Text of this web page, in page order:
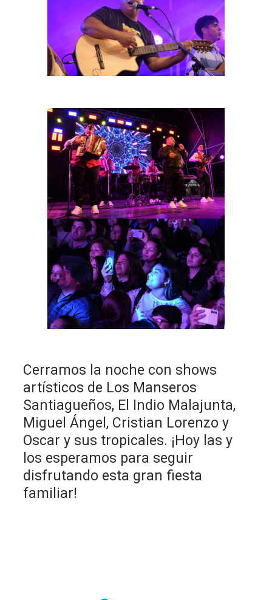
Cerramos la noche con shows
artísticos de Los Manseros
Santiagueños, El Indio Malajunta,
Miguel Ángel, Cristian Lorenzo y
Oscar y sus tropicales. ¡Hoy las y
los esperamos para seguir
disfrutando esta gran fiesta
familiar!